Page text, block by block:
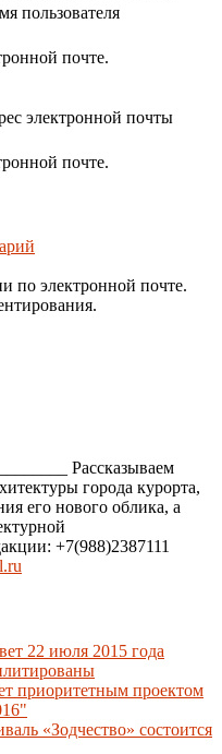
пользователя
почте.
электронной почты
почте.
по электронной почте.
Рассказываем
города курорта,
его нового облика, а
+7(988)2387111
22 июля 2015 года
приоритетным проектом
«Зодчество» состоится